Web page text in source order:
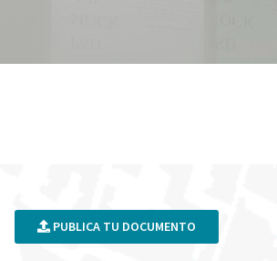
PUBLICA TU DOCUMENTO